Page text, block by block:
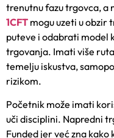
trenutnu fazu trgovca, a
1CFT mogu uzeti u obzir
puteve i odabrati model
trgovanja. Imati više
temelju iskustva,
rizikom.
Početnik može imati
uči disciplini. Napredni
Funded jer već zna